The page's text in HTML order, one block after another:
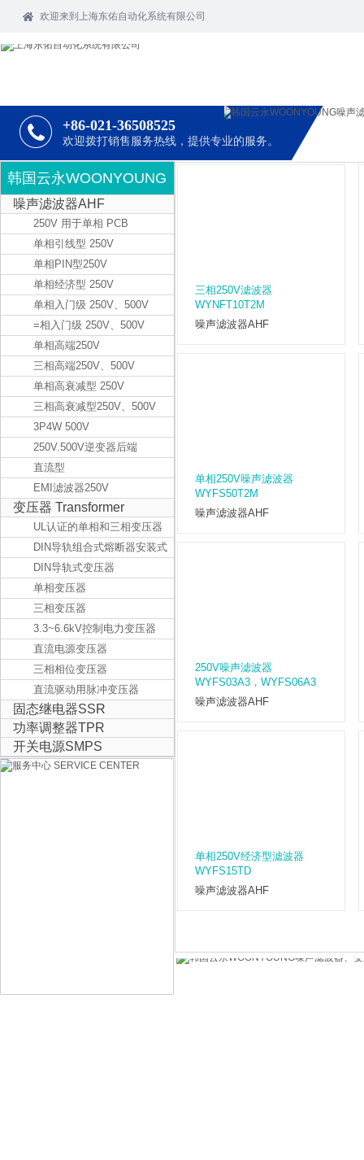
欢迎来到上海东佑自动化系统有限公司
+86-021-36508525
欢迎拨打销售服务热线，提供专业的服务。
韩国云永WOONYOUNG
噪声滤波器AHF
250V 用于单相 PCB
单相引线型 250V
单相PIN型250V
单相经济型 250V
单相入门级 250V、500V
=相入门级 250V、500V
单相高端250V
三相高端250V、500V
单相高衰减型 250V
三相高衰减型250V、500V
3P4W 500V
250V.500V逆变器后端
直流型
EMI滤波器250V
变压器 Transformer
UL认证的单相和三相变压器
DIN导轨组合式熔断器安装式
变压器
DIN导轨式变压器
单相变压器
三相变压器
3.3~6.6kV控制电力变压器
直流电源变压器
三相相位变压器
直流驱动用脉冲变压器
固态继电器SSR
功率调整器TPR
开关电源SMPS
三相250V滤波器
WYNFT10T2M
噪声滤波器AHF
单相250V噪声滤波器
WYFS50T2M
噪声滤波器AHF
250V噪声滤波器
WYFS03A3，WYFS06A3
噪声滤波器AHF
单相250V经济型滤波器
WYFS15TD
噪声滤波器AHF